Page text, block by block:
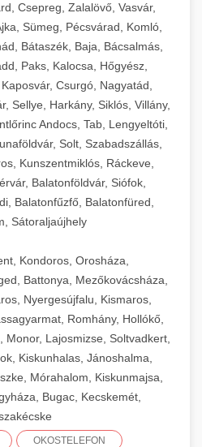
Csepreg, Zalalövő, Vasvár,
Sümeg, Pécsvárad, Komló,
Bátaszék, Baja, Bácsalmás,
Paks, Kalocsa, Hőgyész,
Csurgó, Nagyatád,
Sellye, Harkány, Siklós, Villány,
Andocs, Tab, Lengyeltóti,
Solt, Szabadszállás,
Kunszentmiklós, Ráckeve,
Balatonföldvár, Siófok,
Balatonfűzfő, Balatonfüred,
Sátoraljaújhely
Kondoros, Orosháza,
Battonya, Mezőkovácsháza,
Nyergesújfalu, Kismaros,
Romhány, Hollókő,
Monor, Lajosmizse, Soltvadkert,
Kiskunhalas, Jánoshalma,
Mórahalom, Kiskunmajsa,
Bugac, Kecskemét,
OKOSTELEFON